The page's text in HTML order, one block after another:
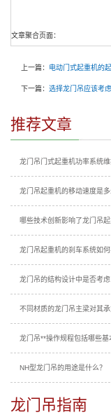
文章聚合页面：
上一篇： 电动门式起重机的
下一篇： 选择龙门吊应该考
推荐文章
龙门吊门式起重机功率系统维
龙门吊起重机的移动速度是
哪些技术创新影响了龙门吊
龙门吊起重机的刹车系统如
龙门吊的结构设计中是否考
不同材质的龙门吊主梁对其
龙门吊**操作规程包括哪些基
NH型龙门吊的用途是什么？
龙门吊指南